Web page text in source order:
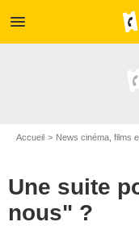
menu
Accueil News cinéma, films
Une suite
nous" ?